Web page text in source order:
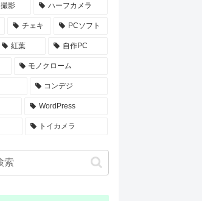
撮影 ハーフカメラ
チェキ PCソフト
紅葉 自作PC
モノクローム
コンデジ
WordPress
トイカメラ